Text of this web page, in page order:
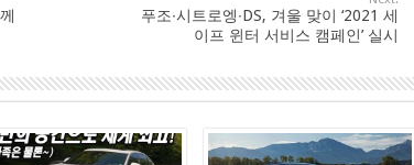
푸조∙시트로엥∙DS, 겨울 맞이 ‘2021 세
이프 윈터 서비스 캠페인’ 실시